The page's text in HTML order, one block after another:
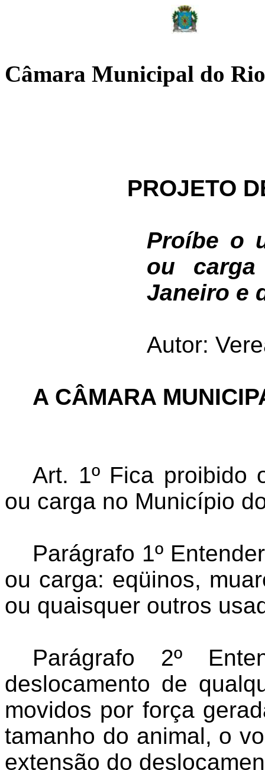
Câmara Municipal do
PROJETO
Proíbe o
ou
Janeiro e
Autor:
A CÂMARA
Art. 1º Fica proibido
ou carga no Município
Parágrafo 1º
ou carga: eqüinos,
ou quaisquer outros
Parágrafo 2º
deslocamento de
movidos por força
tamanho do animal, o
extensão do